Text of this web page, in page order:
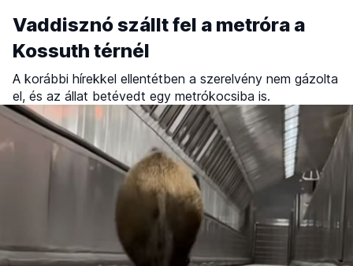
Vaddisznó szállt fel a metróra a
Kossuth térnél
A korábbi hírekkel ellentétben a szerelvény nem gázolta
el, és az állat betévedt egy metrókocsiba is.